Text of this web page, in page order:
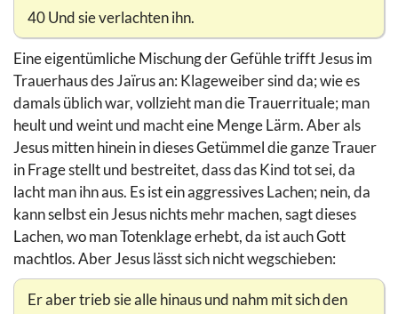
40 Und sie verlachten ihn.
Eine eigentümliche Mischung der Gefühle trifft Jesus im
Trauerhaus des Jaïrus an: Klageweiber sind da; wie es
damals üblich war, vollzieht man die Trauerrituale; man
heult und weint und macht eine Menge Lärm. Aber als
Jesus mitten hinein in dieses Getümmel die ganze Trauer
in Frage stellt und bestreitet, dass das Kind tot sei, da
lacht man ihn aus. Es ist ein aggressives Lachen; nein, da
kann selbst ein Jesus nichts mehr machen, sagt dieses
Lachen, wo man Totenklage erhebt, da ist auch Gott
machtlos. Aber Jesus lässt sich nicht wegschieben:
Er aber trieb sie alle hinaus und nahm mit sich den